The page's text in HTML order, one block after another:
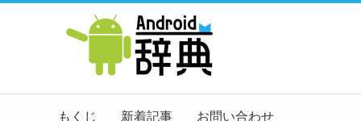
もくじ 新着記事 お問い合わせ